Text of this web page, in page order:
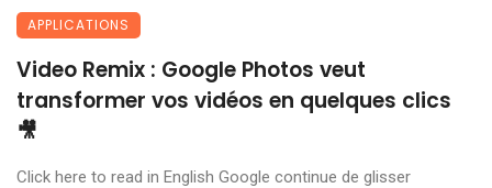
APPLICATIONS
Video Remix : Google Photos veut
transformer vos vidéos en quelques clics
🎥
Click here to read in English Google continue de glisser